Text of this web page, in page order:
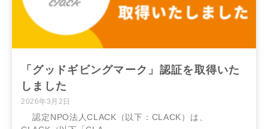
「グッドギビングマーク」認証を取得いた
しました
2026年3月2日
認定NPO法人CLACK（以下：CLACK）は、